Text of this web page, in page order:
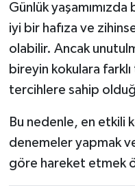
Günlük yaşamımızda
iyi bir hafıza ve
olabilir. Ancak
bireyin kokulara
tercihlere sahip
Bu nedenle, en etkili
denemeler yapmak
göre hareket etmek